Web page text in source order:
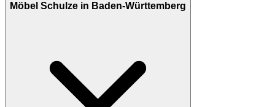
Möbel Schulze in Baden-Württemberg